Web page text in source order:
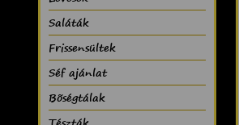
Saláták
Frissensültek
Séf ajánlat
Bõségtálak